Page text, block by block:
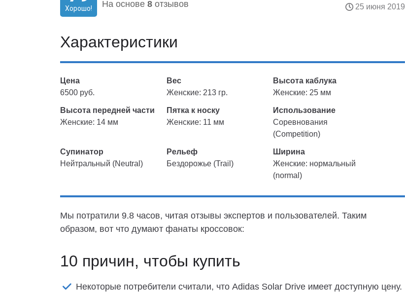
Хорошо! На основе 8 отзывов 25 июня 2019
Характеристики
Цена
6500 руб.
Вес
Женские: 213 гр.
Высота каблука
Женские: 25 мм
Высота передней части
Женские: 14 мм
Пятка к носку
Женские: 11 мм
Использование
Соревнования
(Competition)
Супинатор
Нейтральный (Neutral)
Рельеф
Бездорожье (Trail)
Ширина
Женские: нормальный
(normal)
Мы потратили 9.8 часов, читая отзывы экспертов и пользователей. Таким
образом, вот что думают фанаты кроссовок:
10 причин, чтобы купить
Некоторые потребители считали, что Adidas Solar Drive имеет доступную цену.